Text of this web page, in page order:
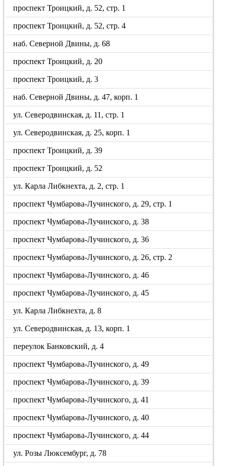
проспект Троицкий, д. 52, стр. 1
проспект Троицкий, д. 52, стр. 4
наб. Северной Двины, д. 68
проспект Троицкий, д. 20
проспект Троицкий, д. 3
наб. Северной Двины, д. 47, корп. 1
ул. Северодвинская, д. 11, стр. 1
ул. Северодвинская, д. 25, корп. 1
проспект Троицкий, д. 39
проспект Троицкий, д. 52
ул. Карла Либкнехта, д. 2, стр. 1
проспект Чумбарова-Лучинского, д. 29, стр. 1
проспект Чумбарова-Лучинского, д. 38
проспект Чумбарова-Лучинского, д. 36
проспект Чумбарова-Лучинского, д. 26, стр. 2
проспект Чумбарова-Лучинского, д. 46
проспект Чумбарова-Лучинского, д. 45
ул. Карла Либкнехта, д. 8
ул. Северодвинская, д. 13, корп. 1
переулок Банковский, д. 4
проспект Чумбарова-Лучинского, д. 49
проспект Чумбарова-Лучинского, д. 39
проспект Чумбарова-Лучинского, д. 41
проспект Чумбарова-Лучинского, д. 40
проспект Чумбарова-Лучинского, д. 44
ул. Розы Люксембург, д. 78